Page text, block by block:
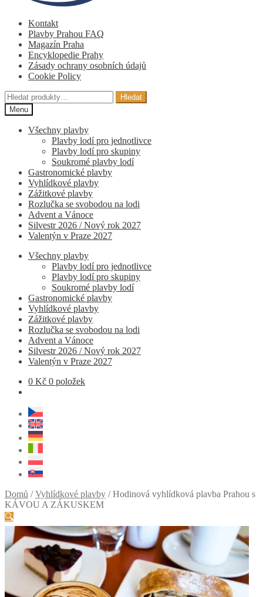
Kontakt
Plavby Prahou FAQ
Magazín Praha
Encyklopedie Prahy
Zásady ochrany osobních údajů
Cookie Policy
Hledat:
Hledat
Menu
Všechny plavby
Plavby lodí pro jednotlivce
Plavby lodí pro skupiny
Soukromé plavby lodí
Gastronomické plavby
Vyhlídkové plavby
Zážitkové plavby
Rozlučka se svobodou na lodi
Advent a Vánoce
Silvestr 2026 / Nový rok 2027
Valentýn v Praze 2027
Všechny plavby
Plavby lodí pro jednotlivce
Plavby lodí pro skupiny
Soukromé plavby lodí
Gastronomické plavby
Vyhlídkové plavby
Zážitkové plavby
Rozlučka se svobodou na lodi
Advent a Vánoce
Silvestr 2026 / Nový rok 2027
Valentýn v Praze 2027
0 Kč 0 položek
Domů /Vyhlídkové plavby /Hodinová vyhlídková plavba Prahou s
KÁVOU A ZÁKUSKEM
🔍